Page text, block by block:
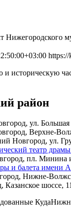
историческую
район
ул. Большая
Верхне-
Новгород, ул.
театр
пл. Минина
и балета
Нижне-
шоссе,